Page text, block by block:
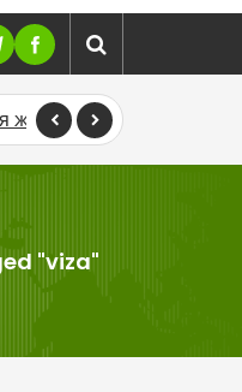
Севиндж Гусейновой
"viza"